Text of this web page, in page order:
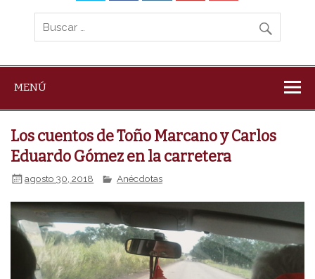
MENÚ
Los cuentos de Toño Marcano y Carlos
Eduardo Gómez en la carretera
agosto 30, 2018 Anécdotas